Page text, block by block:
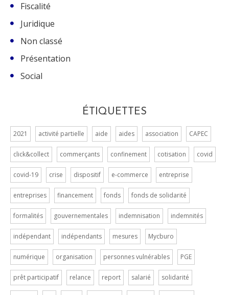
Fiscalité
Juridique
Non classé
Présentation
Social
ÉTIQUETTES
2021 activité partielle aide aides association CAPEC
click&collect commerçants confinement cotisation covid
covid-19 crise dispositif e-commerce entreprise
entreprises financement fonds fonds de solidarité
formalités gouvernementales indemnisation indemnités
indépendant indépendants mesures Mycburo
numérique organisation personnes vulnérables PGE
prêt participatif relance report salarié solidarité